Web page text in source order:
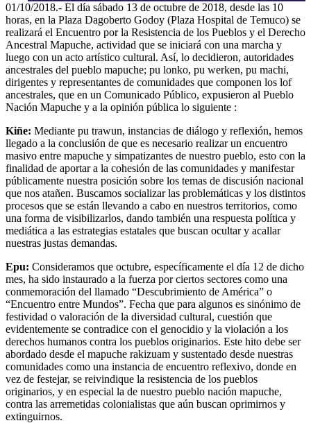
01/10/2018.- El día sábado 13 de octubre de 2018, desde las 10
horas, en la Plaza Dagoberto Godoy (Plaza Hospital de Temuco) se
realizará el Encuentro por la Resistencia de los Pueblos y el Derecho
Ancestral Mapuche, actividad que se iniciará con una marcha y
luego con un acto artístico cultural. Así, lo decidieron, autoridades
ancestrales del pueblo mapuche; pu lonko, pu werken, pu machi,
dirigentes y representantes de comunidades que componen los lof
ancestrales, que en un Comunicado Público, expusieron al Pueblo
Nación Mapuche y a la opinión pública lo siguiente :
Kiñe: Mediante pu trawun, instancias de diálogo y reflexión, hemos
llegado a la conclusión de que es necesario realizar un encuentro
masivo entre mapuche y simpatizantes de nuestro pueblo, esto con la
finalidad de aportar a la cohesión de las comunidades y manifestar
públicamente nuestra posición sobre los temas de discusión nacional
que nos atañen. Buscamos socializar las problemáticas y los distintos
procesos que se están llevando a cabo en nuestros territorios, como
una forma de visibilizarlos, dando también una respuesta política y
mediática a las estrategias estatales que buscan ocultar y acallar
nuestras justas demandas.
Epu: Consideramos que octubre, específicamente el día 12 de dicho
mes, ha sido instaurado a la fuerza por ciertos sectores como una
conmemoración del llamado “Descubrimiento de América” o
“Encuentro entre Mundos”. Fecha que para algunos es sinónimo de
festividad o valoración de la diversidad cultural, cuestión que
evidentemente se contradice con el genocidio y la violación a los
derechos humanos contra los pueblos originarios. Este hito debe ser
abordado desde el mapuche rakizuam y sustentado desde nuestras
comunidades como una instancia de encuentro reflexivo, donde en
vez de festejar, se reivindique la resistencia de los pueblos
originarios, y en especial la de nuestro pueblo nación mapuche,
contra las arremetidas colonialistas que aún buscan oprimirnos y
extinguirnos.